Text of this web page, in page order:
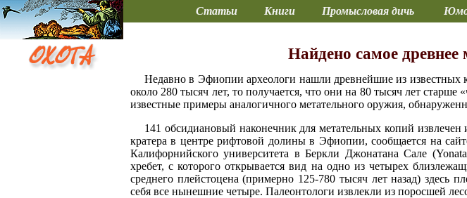
Статьи Книги Промысловая дичь
Найдено самое древнее
Недавно в Эфиопии археологи нашли древнейшие из
около 280 тысяч лет, то получается, что они на 80 тысяч лет
известные примеры аналогичного метательного оружия,
141 обсидиановый наконечник для метательных копий извлечен
кратера в центре рифтовой долины в Эфиопии, сообщается на
Калифорнийского университета в Беркли Джонатана Сале
хребет, с которого открывается вид на одно из четырех
среднего плейстоцена (примерно 125-780 тысяч лет назад) здесь
себя все нынешние четыре. Палеонтологи извлекли из поросшей